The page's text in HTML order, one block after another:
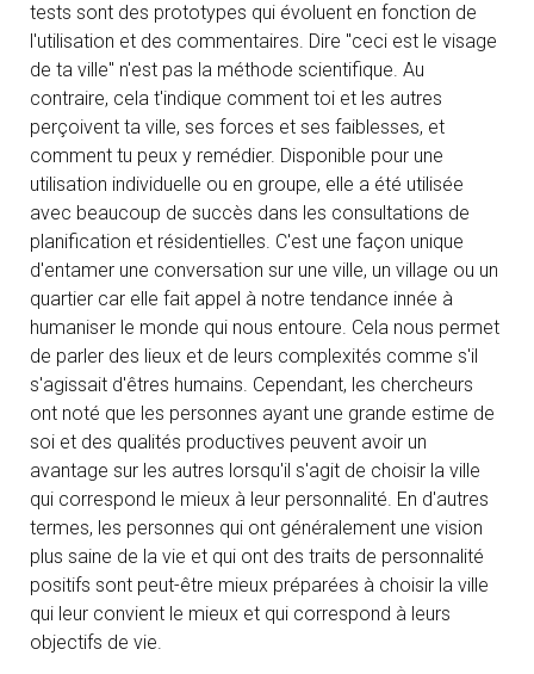
tests sont des prototypes qui évoluent en fonction de
l'utilisation et des commentaires. Dire "ceci est le visage
de ta ville" n'est pas la méthode scientifique. Au
contraire, cela t'indique comment toi et les autres
perçoivent ta ville, ses forces et ses faiblesses, et
comment tu peux y remédier. Disponible pour une
utilisation individuelle ou en groupe, elle a été utilisée
avec beaucoup de succès dans les consultations de
planification et résidentielles. C'est une façon unique
d'entamer une conversation sur une ville, un village ou un
quartier car elle fait appel à notre tendance innée à
humaniser le monde qui nous entoure. Cela nous permet
de parler des lieux et de leurs complexités comme s'il
s'agissait d'êtres humains. Cependant, les chercheurs
ont noté que les personnes ayant une grande estime de
soi et des qualités productives peuvent avoir un
avantage sur les autres lorsqu'il s'agit de choisir la ville
qui correspond le mieux à leur personnalité. En d'autres
termes, les personnes qui ont généralement une vision
plus saine de la vie et qui ont des traits de personnalité
positifs sont peut-être mieux préparées à choisir la ville
qui leur convient le mieux et qui correspond à leurs
objectifs de vie.